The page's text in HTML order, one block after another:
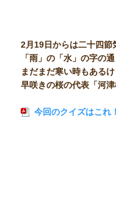
2月19日からは二十四節
「雨」の「水」の字の
まだまだ寒い時もある
早咲きの桜の代表「河
今回のクイズはこれ！